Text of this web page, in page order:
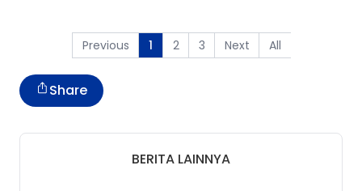
Previous 1 2 3 Next All
Share
BERITA LAINNYA